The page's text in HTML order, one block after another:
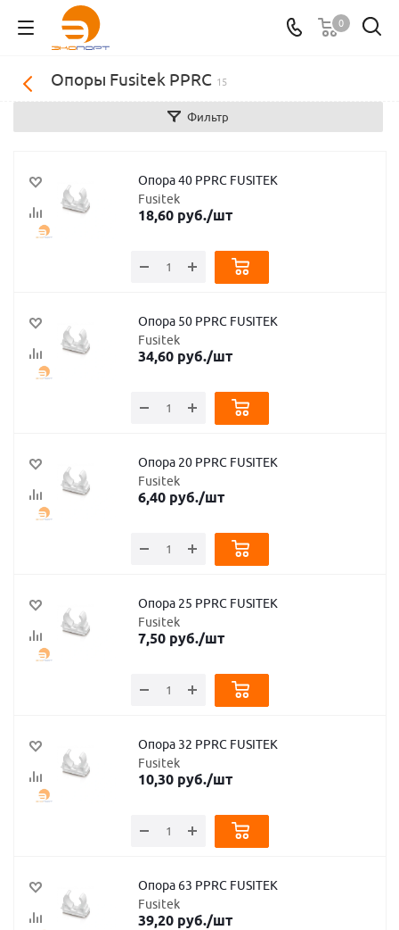
0
Опоры Fusitek PPRC 15
Фильтр
Опора 40 PPRC FUSITEK
Fusitek
18,60руб./шт
Опора 50 PPRC FUSITEK
Fusitek
34,60руб./шт
Опора 20 PPRC FUSITEK
Fusitek
6,40руб./шт
Опора 25 PPRC FUSITEK
Fusitek
7,50руб./шт
Опора 32 PPRC FUSITEK
Fusitek
10,30руб./шт
Опора 63 PPRC FUSITEK
Fusitek
39,20руб./шт